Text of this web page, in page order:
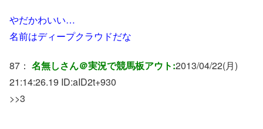
やだかわいい…
名前はディープクラウドだな
87： 名無しさん＠実況で競馬板アウト:2013/04/22(月)
21:14:26.19 ID:aID2t+930
>>3